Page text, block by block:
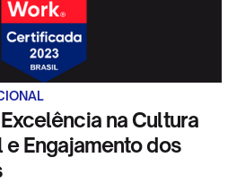
na Cultura
Engajamento dos